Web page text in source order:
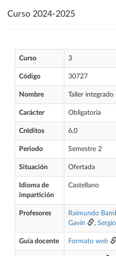
Curso 2024-2025
Curso 3
Código 30727
Nombre Taller
Carácter Obligatoria
Créditos 6,0
Periodo Semestre 2
Situación Ofertada
Idioma de
impartición
Castellano
Profesores Raimundo
Gavín
,
Guía docente Formato web